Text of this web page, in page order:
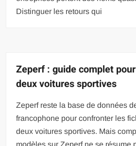
Distinguer les retours qui
Zeperf : guide complet
deux voitures sportives
Zeperf reste la base de données
francophone pour confronter les
deux voitures sportives. Mais